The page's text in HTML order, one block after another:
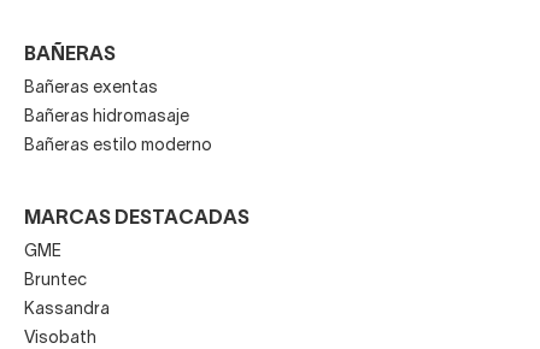
BAÑERAS
Bañeras exentas
Bañeras hidromasaje
Bañeras estilo moderno
MARCAS DESTACADAS
GME
Bruntec
Kassandra
Visobath